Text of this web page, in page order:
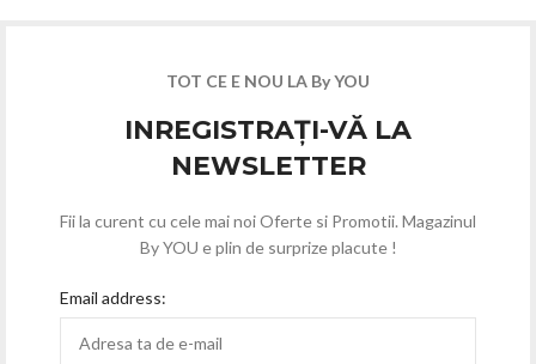
TOT CE E NOU LA By YOU
INREGISTRAȚI-VĂ LA
NEWSLETTER
Fii la curent cu cele mai noi Oferte si Promotii. Magazinul
By YOU e plin de surprize placute !
Email address: